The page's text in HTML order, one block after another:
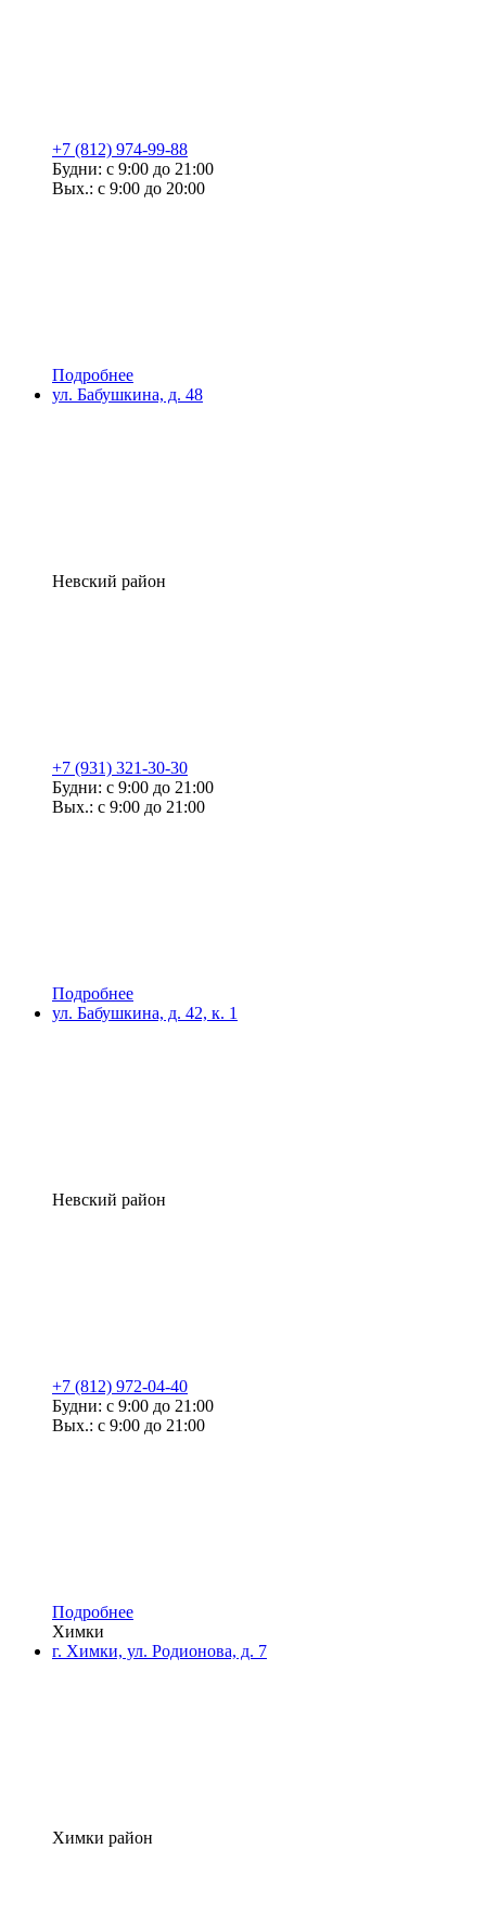
+7 (812) 974-99-88
Будни: с 9:00 до 21:00
Вых.: с 9:00 до 20:00
Подробнее
ул. Бабушкина, д. 48
Невский район
+7 (931) 321-30-30
Будни: с 9:00 до 21:00
Вых.: с 9:00 до 21:00
Подробнее
ул. Бабушкина, д. 42, к. 1
Невский район
+7 (812) 972-04-40
Будни: с 9:00 до 21:00
Вых.: с 9:00 до 21:00
Подробнее
Химки
г. Химки, ул. Родионова, д. 7
Химки район